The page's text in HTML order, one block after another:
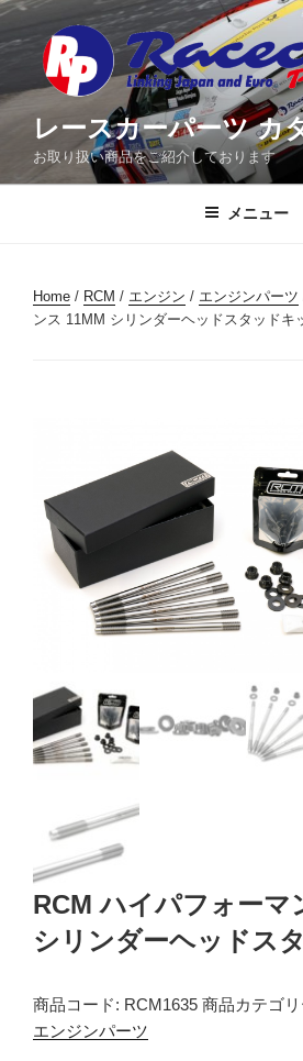
コ
ン
ン
レースカーパーツ カ
お取り扱い商品をご紹介しております
メニュー
Home / RCM / エンジン / エンジンパーツ
ンス 11MM シリンダーヘッドスタッドキ
RCM ハイパフォーマ
シリンダーヘッドス
商品コード: RCM1635 商品カテゴリ
エンジンパーツ